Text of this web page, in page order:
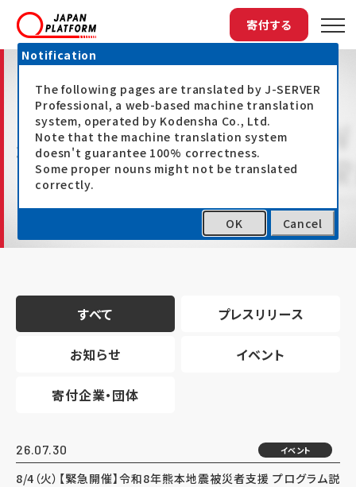
寄付する
最新情報
すべて プレスリリース
お知らせ イベント
寄付企業・団体
26.07.30 イベント
8/4（火）【緊急開催】令和8年熊本地震被災者支援 プログラム説
Notification
The following pages are translated by J-SERVER
Professional, a web-based machine translation
system, operated by Kodensha Co., Ltd.
Note that the machine translation system
doesn't guarantee 100% correctness.
Some proper nouns might not be translated
correctly.
OK Cancel